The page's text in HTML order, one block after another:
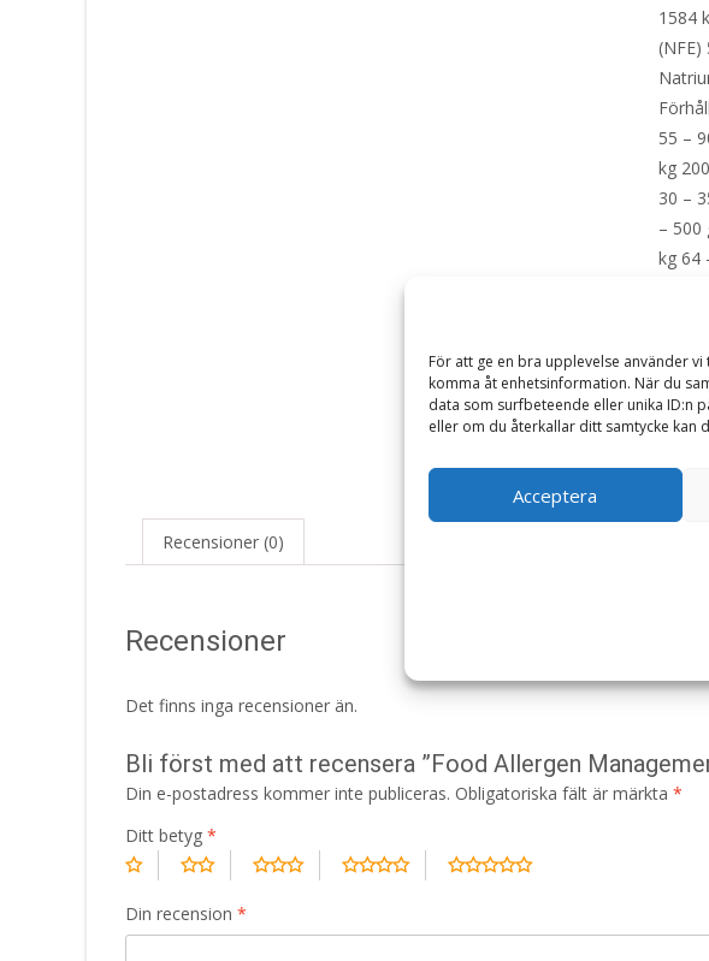
För att ge en bra upplevelse använder
komma åt enhetsinformation. När du
data som surfbeteende eller unika ID:n
eller om du återkallar ditt samtycke kan
Acceptera
1584
55 –
kg
30 –
– 500
kg 64
Recensioner (0)
Recensioner
Det finns inga recensioner än.
Bli först med att recensera ”Food Allergen
Din e-postadress kommer inte publiceras. Obligatoriska fält är märkta *
Ditt betyg *
Din recension *